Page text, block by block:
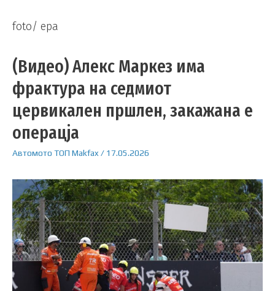
foto/ epa
(Видео) Алекс Маркез има
фрактура на седмиот
цервикален пршлен, закажана е
операцја
Автомото ТОП Makfax/ 17.05.2026